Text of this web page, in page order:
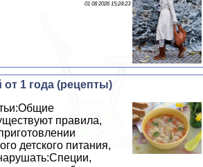
01 08 2026 15:24:23
1 года (рецепты)
правила,
детского питания,